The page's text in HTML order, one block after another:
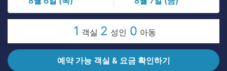
1 객실 2 성인 0 아동
예약 가능 객실 & 요금 확인하기